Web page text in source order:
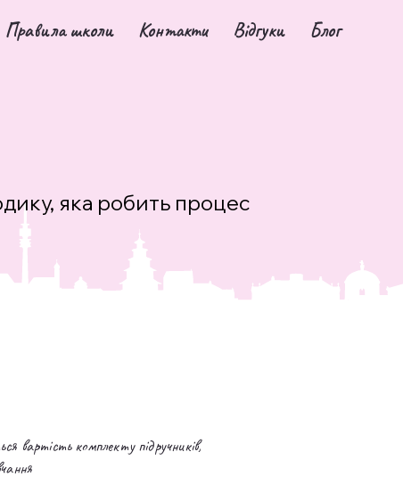
Правила школи Контакти Відгуки Блог
яка робить процес
вартість комплекту підручників,